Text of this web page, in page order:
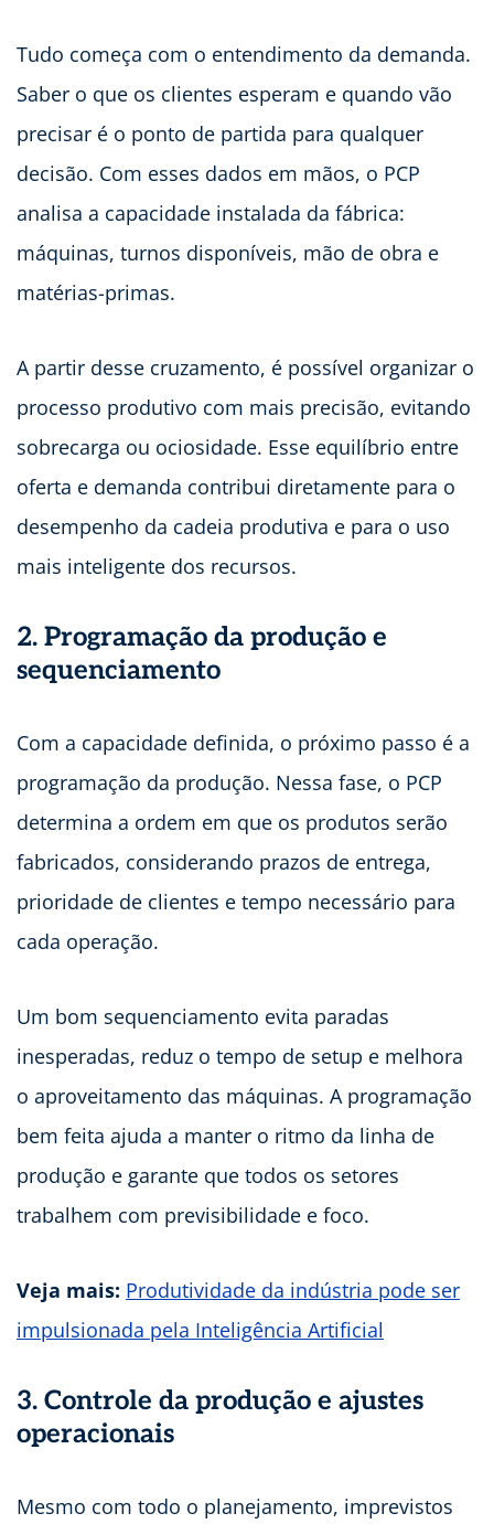
Tudo começa com o entendimento da demanda.
Saber o que os clientes esperam e quando vão
precisar é o ponto de partida para qualquer
decisão. Com esses dados em mãos, o PCP
analisa a capacidade instalada da fábrica:
máquinas, turnos disponíveis, mão de obra e
matérias-primas.
A partir desse cruzamento, é possível organizar o
processo produtivo com mais precisão, evitando
sobrecarga ou ociosidade. Esse equilíbrio entre
oferta e demanda contribui diretamente para o
desempenho da cadeia produtiva e para o uso
mais inteligente dos recursos.
2. Programação da produção e
sequenciamento
Com a capacidade definida, o próximo passo é a
programação da produção. Nessa fase, o PCP
determina a ordem em que os produtos serão
fabricados, considerando prazos de entrega,
prioridade de clientes e tempo necessário para
cada operação.
Um bom sequenciamento evita paradas
inesperadas, reduz o tempo de setup e melhora
o aproveitamento das máquinas. A programação
bem feita ajuda a manter o ritmo da linha de
produção e garante que todos os setores
trabalhem com previsibilidade e foco.
Veja mais: Produtividade da indústria pode ser
impulsionada pela Inteligência Artificial
3. Controle da produção e ajustes
operacionais
Mesmo com todo o planejamento, imprevistos